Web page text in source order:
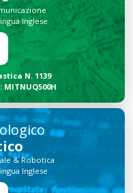
Inglese
N. 1139
& Robotica
Inglese